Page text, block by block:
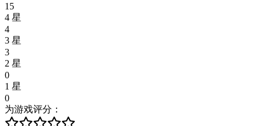
15
4 星
4
3 星
3
2 星
0
1 星
0
为游戏评分：